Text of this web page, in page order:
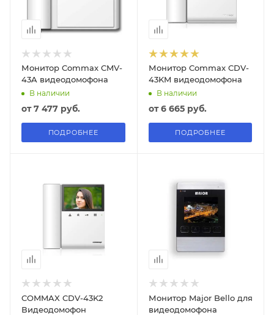
Монитор Commax CMV-
43A видеодомофона
В наличии
от7 477 руб.
ПОДРОБНЕЕ
Монитор Commax CDV-
43KM видеодомофона
В наличии
от6 665 руб.
ПОДРОБНЕЕ
COMMAX CDV-43K2
Видеодомофон
Монитор Major Bello для
видеодомофона